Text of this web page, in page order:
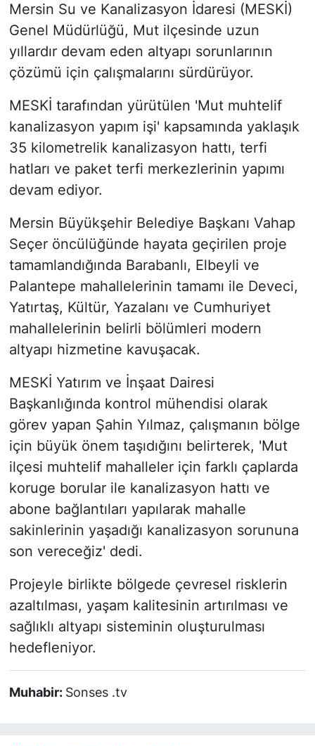
Mersin Su ve Kanalizasyon İdaresi (MESKİ)
Genel Müdürlüğü, Mut ilçesinde uzun
yıllardır devam eden altyapı sorunlarının
çözümü için çalışmalarını sürdürüyor.
MESKİ tarafından yürütülen 'Mut muhtelif
kanalizasyon yapım işi' kapsamında yaklaşık
35 kilometrelik kanalizasyon hattı, terfi
hatları ve paket terfi merkezlerinin yapımı
devam ediyor.
Mersin Büyükşehir Belediye Başkanı Vahap
Seçer öncülüğünde hayata geçirilen proje
tamamlandığında Barabanlı, Elbeyli ve
Palantepe mahallelerinin tamamı ile Deveci,
Yatırtaş, Kültür, Yazalanı ve Cumhuriyet
mahallelerinin belirli bölümleri modern
altyapı hizmetine kavuşacak.
MESKİ Yatırım ve İnşaat Dairesi
Başkanlığında kontrol mühendisi olarak
görev yapan Şahin Yılmaz, çalışmanın bölge
için büyük önem taşıdığını belirterek, 'Mut
ilçesi muhtelif mahalleler için farklı çaplarda
koruge borular ile kanalizasyon hattı ve
abone bağlantıları yapılarak mahalle
sakinlerinin yaşadığı kanalizasyon sorununa
son vereceğiz' dedi.
Projeyle birlikte bölgede çevresel risklerin
azaltılması, yaşam kalitesinin artırılması ve
sağlıklı altyapı sisteminin oluşturulması
hedefleniyor.
Muhabir: Sonses .tv